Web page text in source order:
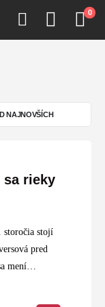
0
sa rieky
storočia stojí
pred
mení
Karolíne.